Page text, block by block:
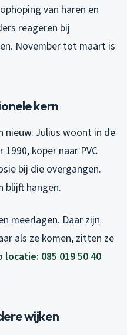
van haren en
reageren bij
November tot maart is
kern
nieuw. Julius woont in de
koper naar PVC
bij die overgangen.
blijft hangen.
meerlagen. Daar zijn
als ze komen, zitten ze
locatie: 085 019 50 40
wijken